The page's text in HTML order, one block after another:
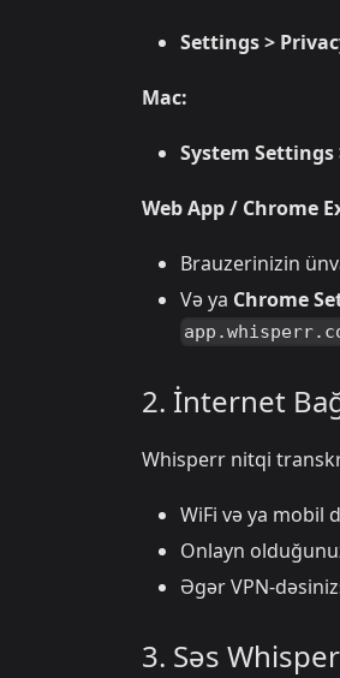
Settings >
Mac:
System
Web App / Chrome
Brauzerinizin
Və ya Chrome
2. İnternet
Whisperr nitqi
WiFi və ya mobil
Onlayn
Əgər VPN-
3. Səs